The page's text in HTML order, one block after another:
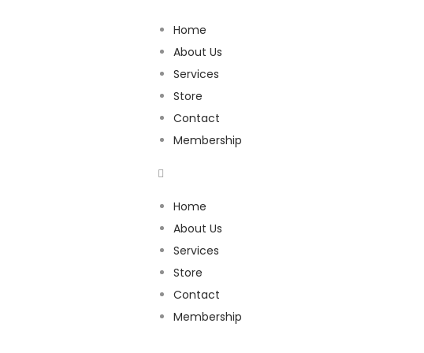
Home
About Us
Services
Store
Contact
Membership
Home
About Us
Services
Store
Contact
Membership